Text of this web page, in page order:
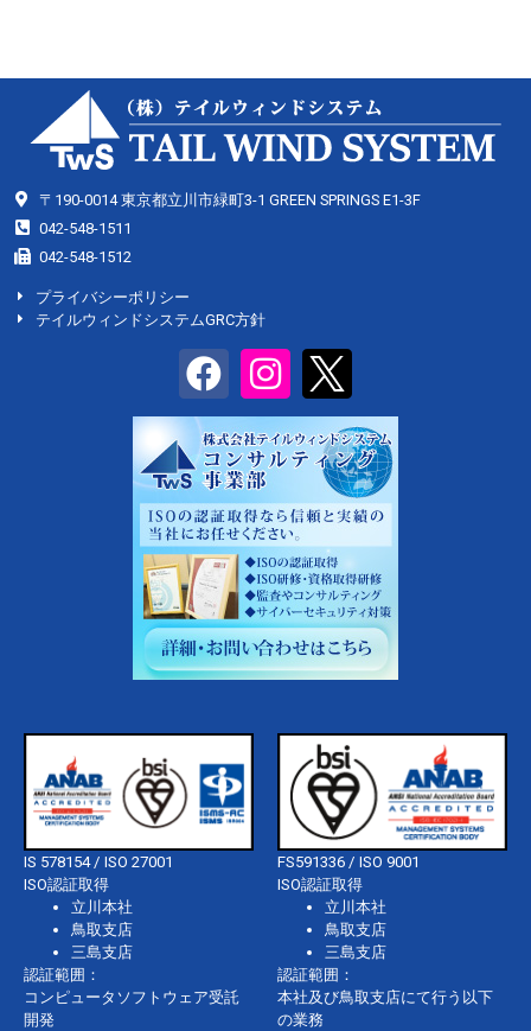
〒190-0014 東京都立川市緑町3-1 GREEN SPRINGS E1-3F
042-548-1511
042-548-1512
プライバシーポリシー
テイルウィンドシステムGRC方針
IS 578154 / ISO 27001
ISO認証取得
立川本社
鳥取支店
三島支店
認証範囲：
コンピュータソフトウェア受託
開発
FS591336 / ISO 9001
ISO認証取得
立川本社
鳥取支店
三島支店
認証範囲：
本社及び鳥取支店にて行う以下
の業務